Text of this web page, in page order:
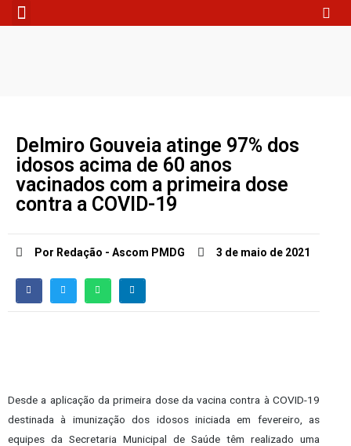
Delmiro Gouveia atinge 97% dos
idosos acima de 60 anos
vacinados com a primeira dose
contra a COVID-19
Por Redação - Ascom PMDG 3 de maio de 2021
Desde a aplicação da primeira dose da vacina contra à COVID-19
destinada à imunização dos idosos iniciada em fevereiro, as
equipes da Secretaria Municipal de Saúde têm realizado uma